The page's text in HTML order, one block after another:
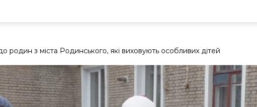
родин з міста Родинського, які виховують особливих дітей